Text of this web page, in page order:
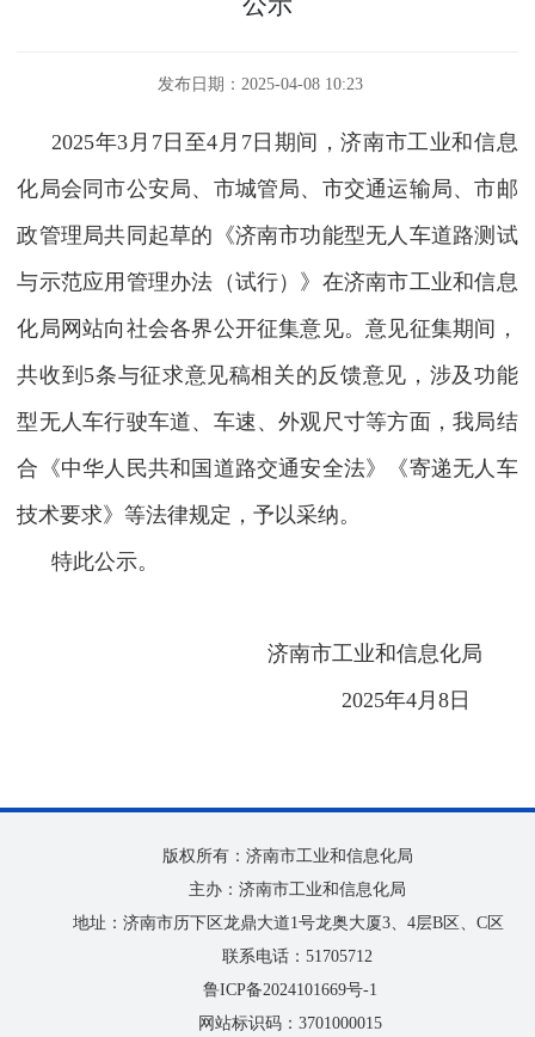
发布日期：2025-04-08 10:23
2025年3月7日至4月7日期间，济南市工业和信息
化局会同市公安局、市城管局、市交通运输局、市邮
政管理局共同起草的《济南市功能型无人车道路测试
与示范应用管理办法（试行）》在济南市工业和信息
化局网站向社会各界公开征集意见。意见征集期间，
共收到5条与征求意见稿相关的反馈意见，涉及功能
型无人车行驶车道、车速、外观尺寸等方面，我局结
合《中华人民共和国道路交通安全法》《寄递无人车
技术要求》等法律规定，予以采纳。
特此公示。
济南市工业和信息化局
2025年4月8日
版权所有：济南市工业和信息化局
主办：济南市工业和信息化局
地址：济南市历下区龙鼎大道1号龙奥大厦3、4层B区、C区
联系电话：51705712
鲁ICP备2024101669号-1
网站标识码：3701000015